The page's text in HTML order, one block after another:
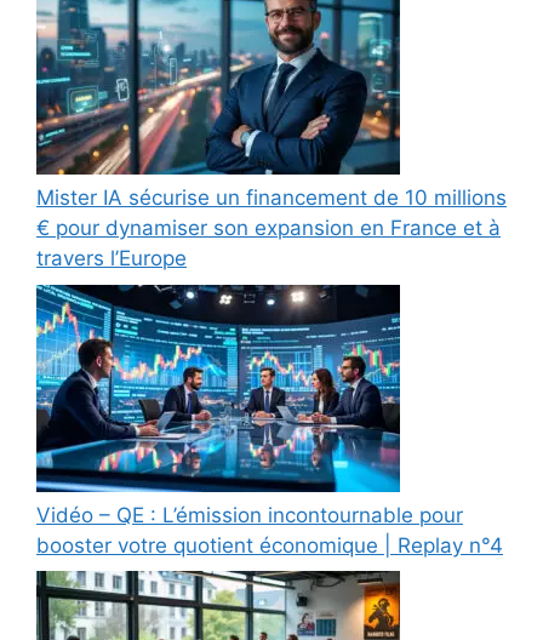
Mister IA sécurise un financement de 10 millions
€ pour dynamiser son expansion en France et à
travers l’Europe
Vidéo – QE : L’émission incontournable pour
booster votre quotient économique | Replay n°4